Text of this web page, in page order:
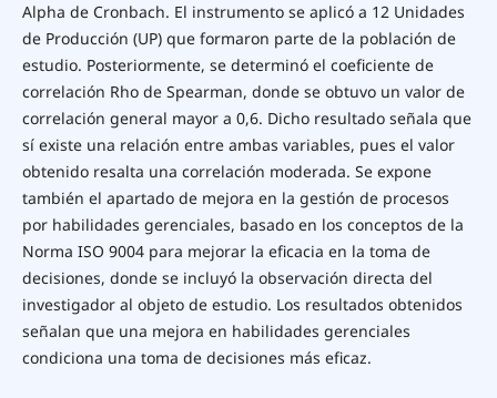
Alpha de Cronbach. El instrumento se aplicó a 12 Unidades
de Producción (UP) que formaron parte de la población de
estudio. Posteriormente, se determinó el coeficiente de
correlación Rho de Spearman, donde se obtuvo un valor de
correlación general mayor a 0,6. Dicho resultado señala que
sí existe una relación entre ambas variables, pues el valor
obtenido resalta una correlación moderada. Se expone
también el apartado de mejora en la gestión de procesos
por habilidades gerenciales, basado en los conceptos de la
Norma ISO 9004 para mejorar la eficacia en la toma de
decisiones, donde se incluyó la observación directa del
investigador al objeto de estudio. Los resultados obtenidos
señalan que una mejora en habilidades gerenciales
condiciona una toma de decisiones más eficaz.